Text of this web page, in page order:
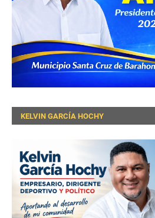
KELVIN GARCÍA HOCHY